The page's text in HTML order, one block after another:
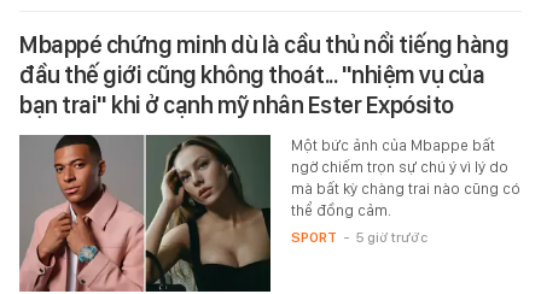
Mbappé chứng minh dù là cầu thủ nổi tiếng hàng
đầu thế giới cũng không thoát... "nhiệm vụ của
bạn trai" khi ở cạnh mỹ nhân Ester Expósito
Một bức ảnh của Mbappe bất
ngờ chiếm trọn sự chú ý vì lý do
mà bất kỳ chàng trai nào cũng có
thể đồng cảm.
SPORT - 5 giờ trước